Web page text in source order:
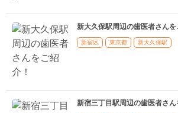
新大久保駅周辺の歯医者さんを
新宿区 東京都 新大久保駅
新宿三丁目駅周辺の歯医者さん